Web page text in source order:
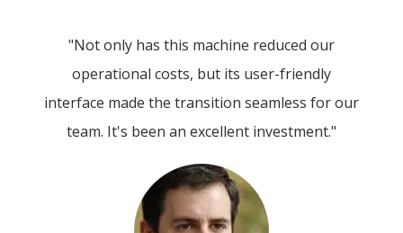
"Not only has this machine reduced our
operational costs, but its user-friendly
interface made the transition seamless for our
team. It's been an excellent investment."